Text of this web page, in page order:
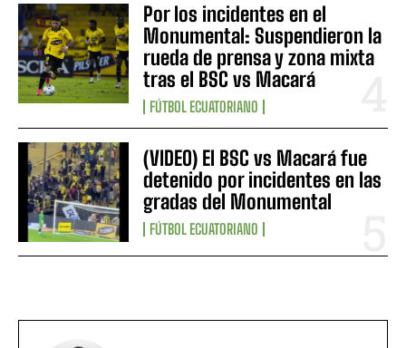
Por los incidentes en el
Monumental: Suspendieron la
rueda de prensa y zona mixta
tras el BSC vs Macará
FÚTBOL ECUATORIANO
(VIDEO) El BSC vs Macará fue
detenido por incidentes en las
gradas del Monumental
FÚTBOL ECUATORIANO